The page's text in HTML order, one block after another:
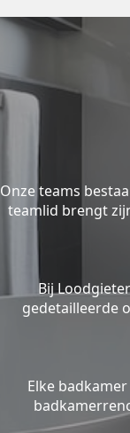
Onze teams
teamlid brengt
Bij
gedetailleerde
Elke